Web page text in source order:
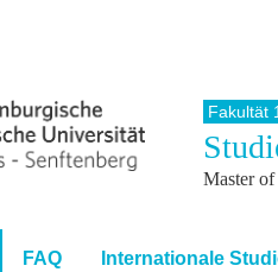
Studium
Studienangebot
Im Studium
Fakultät 1
Master
FAQ Internationale